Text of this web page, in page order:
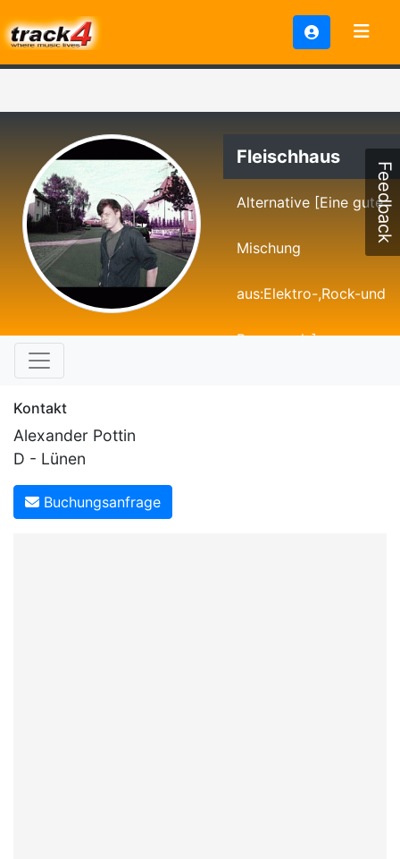
Fleischhaus
Alternative [Eine gute
Mischung
aus:Elektro-,Rock-und
Popsounds]
Kontakt
Alexander Pottin
D - Lünen
Buchungsanfrage
Feedback